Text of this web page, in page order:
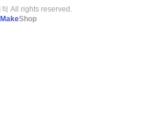
All rights reserved.
MakeShop